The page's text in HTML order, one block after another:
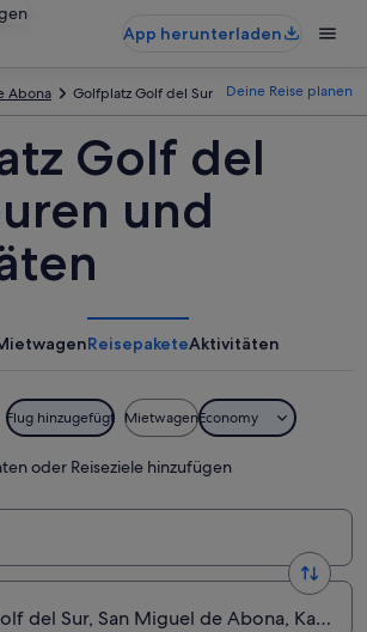
App herunterladen
Abona Golfplatz Golf del Sur Deine Reise planen
Golf del
und
ReisepaketeAktivitäten
Flug hinzugefügt MietwagenEconomy
oder Reiseziele hinzufügen
del Sur, San Miguel de Abona,